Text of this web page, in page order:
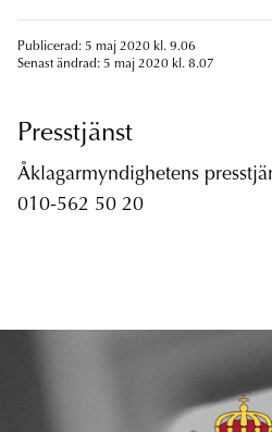
Publicerad: 5 maj 2020 kl. 9.06
Senast ändrad: 5 maj 2020 kl. 8.07
Presstjänst
Åklagarmyndighetens
010-562 50 20